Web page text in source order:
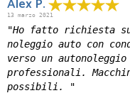
Alex P.
13 marzo 2021
"Ho fatto richiesta
noleggio auto con
verso un
professionali.
possibili. "